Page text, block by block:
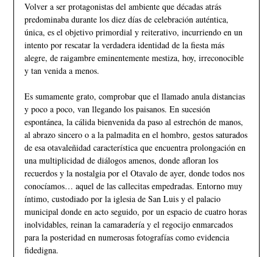
Volver a ser protagonistas del ambiente que décadas atrás
predominaba durante los diez días de celebración auténtica,
única, es el objetivo primordial y reiterativo, incurriendo en un
intento por rescatar la verdadera identidad de la fiesta más
alegre, de raigambre eminentemente mestiza, hoy, irreconocible
y tan venida a menos.
Es sumamente grato, comprobar que el llamado anula distancias
y poco a poco, van llegando los paisanos. En sucesión
espontánea, la cálida bienvenida da paso al estrechón de manos,
al abrazo sincero o a la palmadita en el hombro, gestos saturados
de esa otavaleñidad característica que encuentra prolongación en
una multiplicidad de diálogos amenos, donde afloran los
recuerdos y la nostalgia por el Otavalo de ayer, donde todos nos
conocíamos… aquel de las callecitas empedradas. Entorno muy
íntimo, custodiado por la iglesia de San Luis y el palacio
municipal donde en acto seguido, por un espacio de cuatro horas
inolvidables, reinan la camaradería y el regocijo enmarcados
para la posteridad en numerosas fotografías como evidencia
fidedigna.